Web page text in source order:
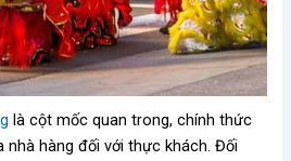
là cột mốc quan trong, chính thức
nhà hàng đối với thực khách. Đối